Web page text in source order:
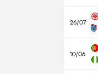
26/07
10/06